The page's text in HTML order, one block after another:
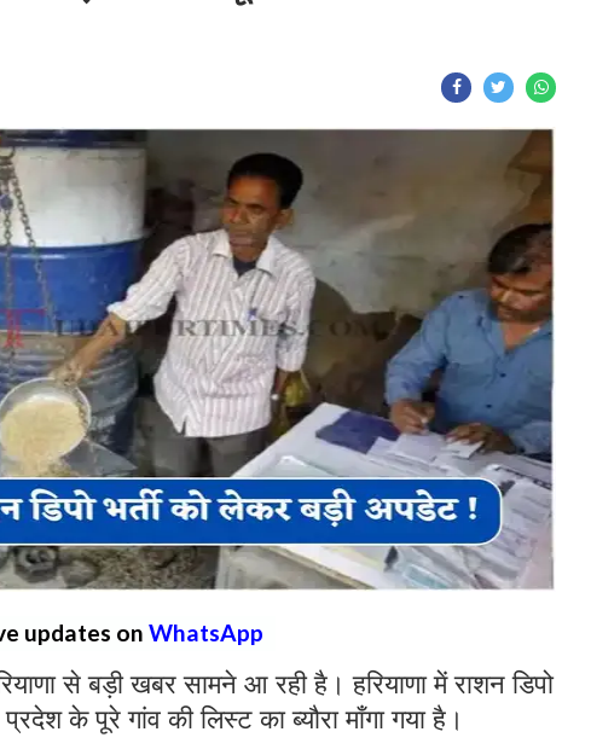
updates on WhatsApp
से बड़ी खबर सामने आ रही है। हरियाणा में राशन डिपो
के पूरे गांव की लिस्ट का ब्यौरा माँगा गया है।